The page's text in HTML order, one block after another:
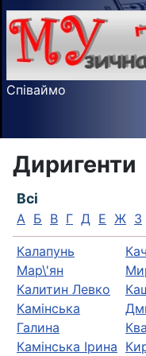
Співаймо
Диригенти
Всі
А Б В Г Д Е Ж З
Калапунь
Мар\'ян
Калитин Левко
Камінська
Галина
Камінська Ірина